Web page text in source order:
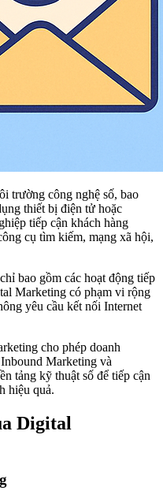
trường công nghệ số, bao
thiết bị điện tử hoặc
tiếp cận khách hàng
cụ tìm kiếm, mạng xã hội,
bao gồm các hoạt động tiếp
Marketing có phạm vi rộng
yêu cầu kết nối Internet
cho phép doanh
Marketing và
tảng kỹ thuật số để tiếp cận
hiệu quả.
Digital